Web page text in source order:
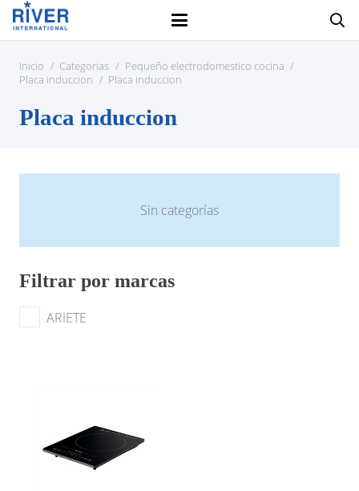
Inicio / Categorias / Pequeño electrodomestico cocina /
Placa induccion / Placa induccion
Placa induccion
Sin categorías
Filtrar por marcas
ARIETE